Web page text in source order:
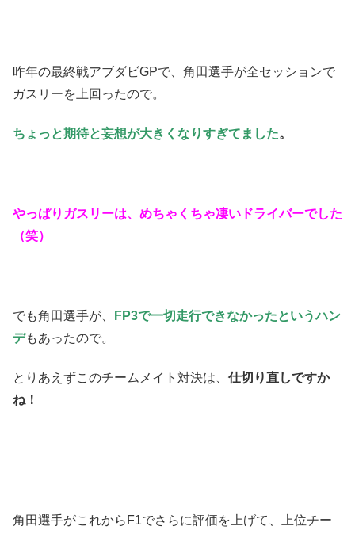
昨年の最終戦アブダビGPで、角田選手が全セッションで
ガスリーを上回ったので。
ちょっと期待と妄想が大きくなりすぎてました。
やっぱりガスリーは、めちゃくちゃ凄いドライバーでした
（笑）
でも角田選手が、
FP3で一切走行できなかったというハン
デもあったので。
とりあえずこのチームメイト対決は、 仕切り直しですか
ね！
角田選手がこれからF1でさらに評価を上げて、上位チー